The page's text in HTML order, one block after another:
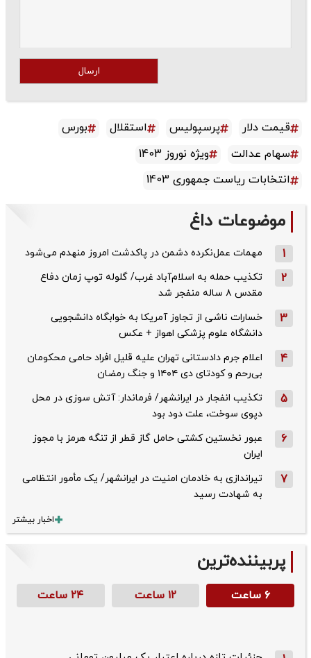
ارسال
قیمت دلار پرسپولیس استقلال
بورس
سهام عدالت
ویژه نوروز 1403
انتخابات ریاست جمهوری 1403
موضوعات داغ
1 مهمات عمل‌نکرده دشمن در پاکدشت امروز منهدم می‌شود
2
تکذیب حمله به اسلام‌آباد غرب/ گلوله توپ زمان دفاع
مقدس ۸ ساله منفجر شد
3
خسارات ناشی از تجاوز آمریکا به خوابگاه دانشجویی
دانشگاه علوم پزشکی اهواز + عکس
4
اعلام جرم دادستانی تهران علیه قلیل افراد حامی محکومان
بی‌رحم و کودتای دی‌ ۱۴۰۴ و جنگ رمضان
5
تکذیب ‌انفجار در ایرانشهر/ فرماندار: آتش سوزی در محل
دپوی سوخت، علت دود بود
6
عبور نخستین کشتی حامل گاز قطر از تنگه هرمز با مجوز
ایران
7
تیراندازی به خادمان امنیت در ایرانشهر/ یک مأمور انتظامی
به شهادت رسید
اخبار بیشتر
پربیننده‌ترین
۶ ساعت ۱۲ ساعت ۲۴ ساعت